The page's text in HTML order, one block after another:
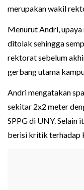
merupakan wakil
Menurut Andri,
ditolak sehingga
rektorat sebelum
gerbang utama
Andri mengatakan
sekitar 2x2 meter
SPPG di UNY. Selain
berisi kritik terhadap